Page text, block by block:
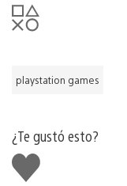
playstation games
¿Te gustó esto?
Me
gusta